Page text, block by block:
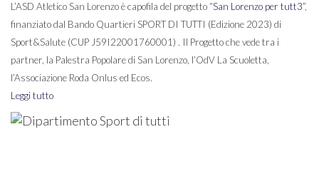
L’ASD Atletico San Lorenzo è capofila del progetto “San Lorenzo per tutt3”,
finanziato dal Bando Quartieri SPORT DI TUTTI (Edizione 2023) di
Sport&Salute (CUP J59I22001760001) . Il Progetto che vede tra i
partner, la Palestra Popolare di San Lorenzo, l’OdV La Scuoletta,
l’Associazione Roda Onlus ed Ecos.
Leggi tutto